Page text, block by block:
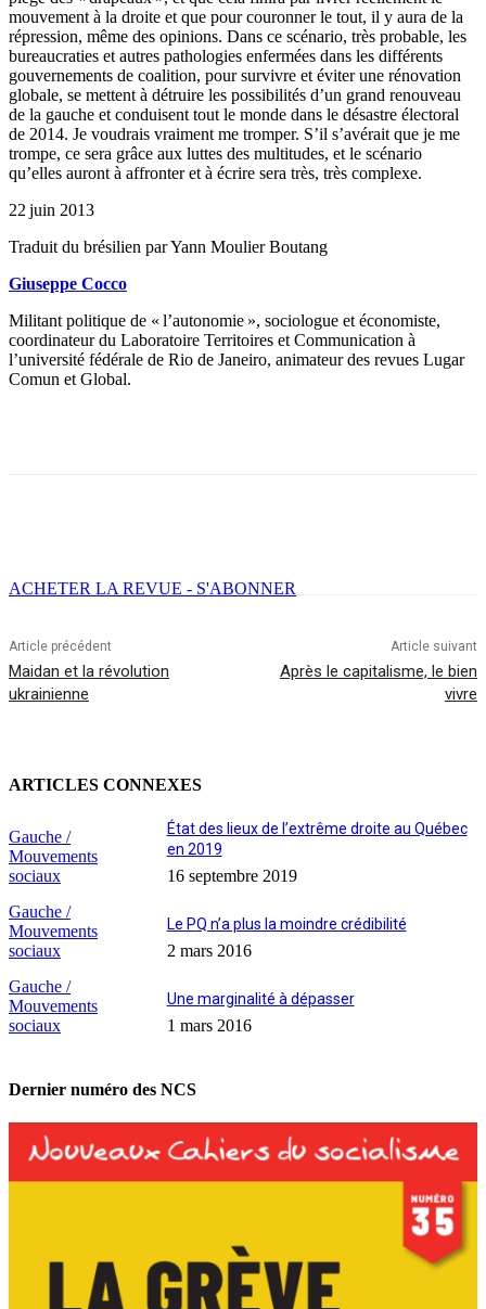
mouvement à la droite et que pour couronner le tout, il y aura de la
répression, même des opinions. Dans ce scénario, très probable, les
bureaucraties et autres pathologies enfermées dans les différents
gouvernements de coalition, pour survivre et éviter une rénovation
globale, se mettent à détruire les possibilités d’un grand renouveau
de la gauche et conduisent tout le monde dans le désastre électoral
de 2014. Je voudrais vraiment me tromper. S’il s’avérait que je me
trompe, ce sera grâce aux luttes des multitudes, et le scénario
qu’elles auront à affronter et à écrire sera très, très complexe.
22 juin 2013
Traduit du brésilien par Yann Moulier Boutang
Giuseppe Cocco
Militant politique de « l’autonomie », sociologue et économiste,
coordinateur du Laboratoire Territoires et Communication à
l’université fédérale de Rio de Janeiro, animateur des revues Lugar
Comun et Global.
ACHETER LA REVUE - S'ABONNER
Article précédent
Maidan et la révolution
ukrainienne
Article suivant
Après le capitalisme, le bien
vivre
ARTICLES CONNEXES
Gauche /
Mouvements
sociaux
État des lieux de l’extrême droite au Québec
en 2019
16 septembre 2019
Gauche /
Mouvements
sociaux
Le PQ n’a plus la moindre crédibilité
2 mars 2016
Gauche /
Mouvements
sociaux
Une marginalité à dépasser
1 mars 2016
Dernier numéro des NCS